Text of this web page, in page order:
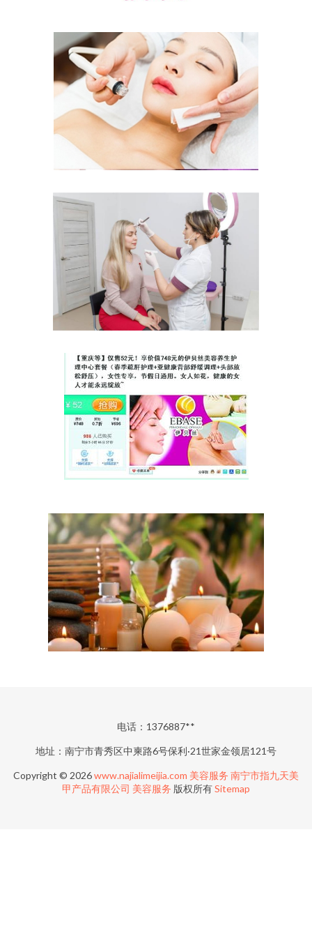
电话：1376887**
地址：南宁市青秀区中柬路6号保利·21世家金领居121号
Copyright © 2026www.najialimeijia.com 美容服务 南宁市指九天美
甲产品有限公司 美容服务 版权所有Sitemap